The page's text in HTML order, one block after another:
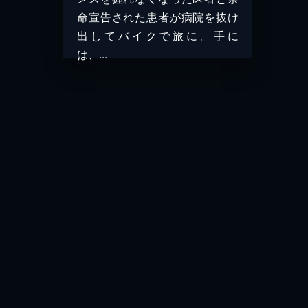
命宣告された患者が病院を抜け
出してバイクで旅に。手に
は、...